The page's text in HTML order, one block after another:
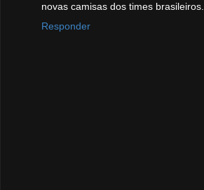
novas camisas dos times brasileiros.
Responder